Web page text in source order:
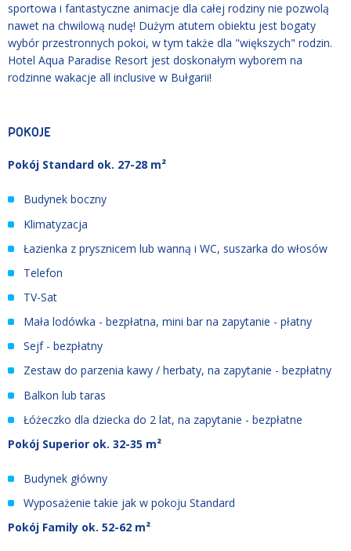
sportowa i fantastyczne animacje dla całej rodziny nie pozwolą
nawet na chwilową nudę! Dużym atutem obiektu jest bogaty
wybór przestronnych pokoi, w tym także dla "większych" rodzin.
Hotel Aqua Paradise Resort jest doskonałym wyborem na
rodzinne wakacje all inclusive w Bułgarii!
POKOJE
Pokój Standard ok. 27-28 m²
Budynek boczny
Klimatyzacja
Łazienka z prysznicem lub wanną i WC, suszarka do włosów
Telefon
TV-Sat
Mała lodówka - bezpłatna, mini bar na zapytanie - płatny
Sejf - bezpłatny
Zestaw do parzenia kawy / herbaty, na zapytanie - bezpłatny
Balkon lub taras
Łóżeczko dla dziecka do 2 lat, na zapytanie - bezpłatne
Pokój Superior ok. 32-35 m²
Budynek główny
Wyposażenie takie jak w pokoju Standard
Pokój Family ok. 52-62 m²